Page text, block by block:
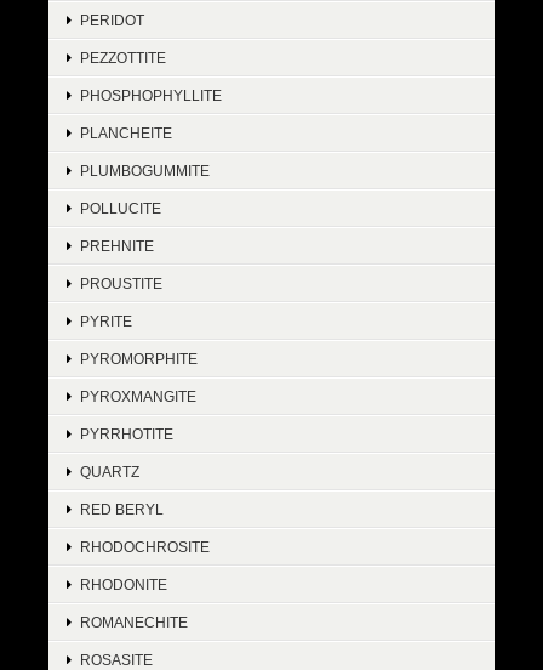
PERIDOT
PEZZOTTITE
PHOSPHOPHYLLITE
PLANCHEITE
PLUMBOGUMMITE
POLLUCITE
PREHNITE
PROUSTITE
PYRITE
PYROMORPHITE
PYROXMANGITE
PYRRHOTITE
QUARTZ
RED BERYL
RHODOCHROSITE
RHODONITE
ROMANECHITE
ROSASITE